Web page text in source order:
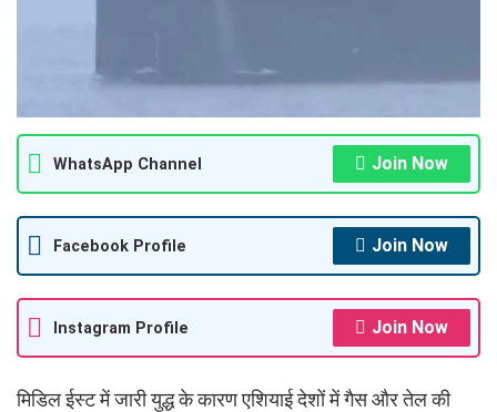
WhatsApp Channel Join Now
Facebook Profile Join Now
Instagram Profile Join Now
मिडिल ईस्ट में जारी युद्ध के कारण एशियाई देशों में गैस और तेल की